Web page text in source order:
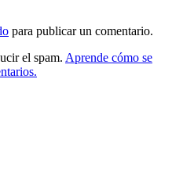
para publicar un comentario.
el spam. Aprende cómo se